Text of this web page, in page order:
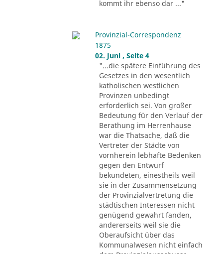
kommt ihr ebenso dar ..."
Provinzial-Correspondenz
1875
02. Juni , Seite 4
"...die spätere Einführung des
Gesetzes in den wesentlich
katholischen westlichen
Provinzen unbedingt
erforderlich sei. Von großer
Bedeutung für den Verlauf der
Berathung im Herrenhause
war die Thatsache, daß die
Vertreter der Städte von
vornherein lebhafte Bedenken
gegen den Entwurf
bekundeten, einestheils weil
sie in der Zusammensetzung
der Provinzialvertretung die
städtischen Interessen nicht
genügend gewahrt fanden,
andererseits weil sie die
Oberaufsicht über das
Kommunalwesen nicht einfach